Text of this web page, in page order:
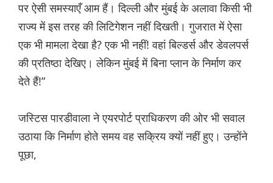
पर ऐसी समस्याएँ आम हैं। दिल्ली और मुंबई के अलावा किसी भी
राज्य में इस तरह की लिटिगेशन नहीं दिखती। गुजरात में ऐसा
एक भी मामला देखा है? एक भी नहीं! वहां बिल्डर्स और डेवलपर्स
की प्रतिष्ठा देखिए। लेकिन मुंबई में बिना प्लान के निर्माण कर
देते हैं!”
जस्टिस पारडीवाला ने एयरपोर्ट प्राधिकरण की ओर भी सवाल
उठाया कि निर्माण होते समय वह सक्रिय क्यों नहीं हुए। उन्होंने
पूछा,